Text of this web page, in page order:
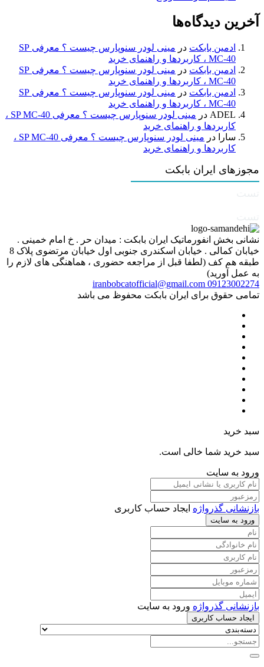
آخرین دیدگاه‌ها
ادمین بابکت در
مینی لودر سنوپارس چیست ؟ معرفی SP
MC-40 ، کاربردها و راهنمای خرید
ادمین بابکت در
مینی لودر سنوپارس چیست ؟ معرفی SP
MC-40 ، کاربردها و راهنمای خرید
ادمین بابکت در
مینی لودر سنوپارس چیست ؟ معرفی SP
MC-40 ، کاربردها و راهنمای خرید
ADEL در
مینی لودر سنوپارس چیست ؟ معرفی SP MC-40 ،
کاربردها و راهنمای خرید
سارا
در
مینی لودر سنوپارس چیست ؟ معرفی SP MC-40 ،
کاربردها و راهنمای خرید
مجوزهای ایران بابکت
نشانی بخش انفورماتیک ایران بابکت : میدان حر . خ امام خمینی .
خیابان کمالی . خیابان اسکندری جنوبی اول خیابان مرتضوی پلاک 8
طبقه هم کف (لطفا قبل از مراجعه حضوری ، هماهنگی های لازم را
به عمل آورید)
09123002274
iranbobcatofficial@gmail.com
تمامی حقوق برای ایران بابکت محفوظ می باشد
سبد خرید
سبد خرید شما خالی است.
ورود به سایت
بازنشانی گذرواژه ایجاد حساب کاربری
ورود به سایت
بازنشانی گذرواژه ورود به سایت
ایجاد حساب کاربری